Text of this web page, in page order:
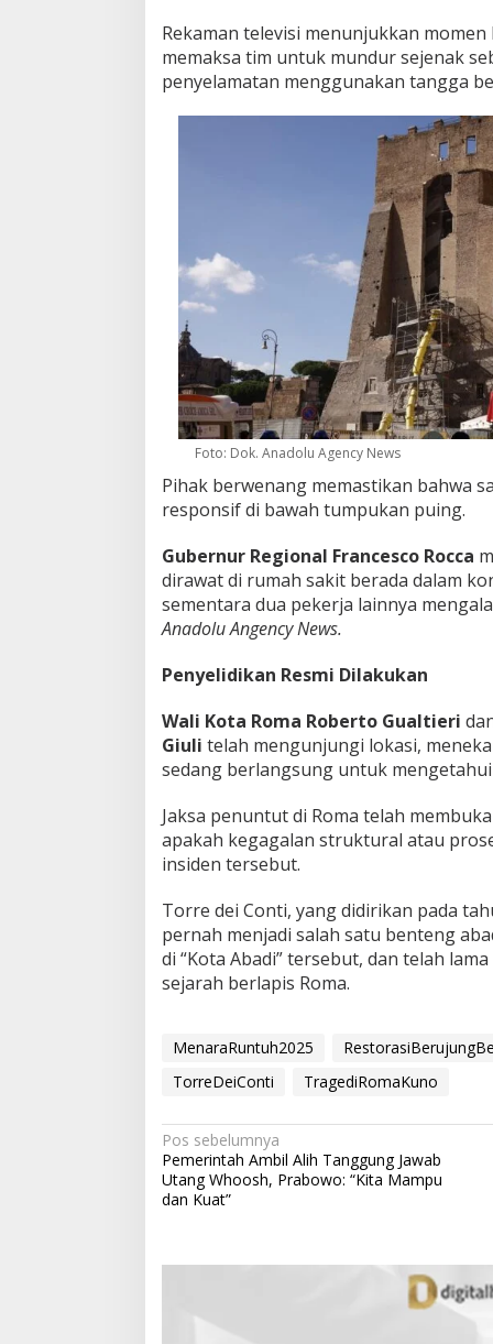
Rekaman televisi menunjukkan
memaksa tim untuk mundur sejenak
penyelamatan menggunakan tangga
Foto: Dok. Anadolu Agency News
Pihak berwenang memastikan bahwa
responsif di bawah tumpukan puing.
Gubernur Regional Francesco Rocca
dirawat di rumah sakit berada dalam
sementara dua pekerja lainnya
Anadolu Angency News.
Penyelidikan Resmi Dilakukan
Wali Kota Roma Roberto Gualtieri
Giuli telah mengunjungi lokasi,
sedang berlangsung untuk
Jaksa penuntut di Roma telah
apakah kegagalan struktural atau
insiden tersebut.
Torre dei Conti, yang didirikan pada
pernah menjadi salah satu benteng
di “Kota Abadi” tersebut, dan telah
sejarah berlapis Roma.
MenaraRuntuh2025
TorreDeiConti
TragediRomaKuno
N
a
v
g
Pos sebelumnya
Pemerintah Ambil Alih Tanggung Jawab
Utang Whoosh, Prabowo: “Kita Mampu
dan Kuat”